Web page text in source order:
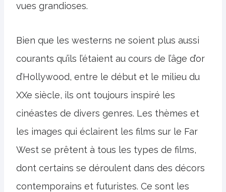
vues grandioses.
Bien que les westerns ne soient plus aussi
courants qu’ils l’étaient au cours de l’âge d’or
d’Hollywood, entre le début et le milieu du
XXe siècle, ils ont toujours inspiré les
cinéastes de divers genres. Les thèmes et
les images qui éclairent les films sur le Far
West se prêtent à tous les types de films,
dont certains se déroulent dans des décors
contemporains et futuristes. Ce sont les